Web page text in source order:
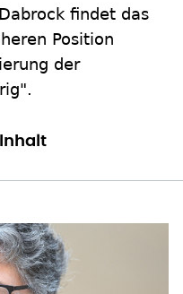
findet das
Position
der